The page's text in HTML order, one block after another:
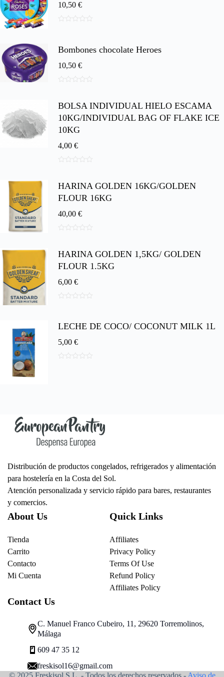
10,50 €
5
Bombones chocolate Heroes
10,50 €
e
BOLSA INDIVIDUAL HIELO ESCAMA
10KG/INDIVIDUAL BAG OF FLAKE ICE
10KG
4,00 €
e
HARINA GOLDEN 16KG/GOLDEN
FLOUR 16KG
40,00 €
e
HARINA GOLDEN 1,5KG/ GOLDEN
FLOUR 1.5KG
6,00 €
5
LECHE DE COCO/ COCONUT MILK 1L
5,00 €
Distribución de productos congelados, refrigerados y alimentación
para hostelería en la Costa del Sol.
Atención personalizada y servicio rápido para bares, restaurantes
y comercios.
About Us
Tienda
Carrito
Contacto
Mi Cuenta
Quick Links
Affiliates
Privacy Policy
Terms Of Use
Refund Policy
Affiliates Policy
Contact Us
C. Manuel Franco Cubeiro, 11, 29620 Torremolinos,
Málaga
609 47 35 12
freskisol16@gmail.com
© 2025 Freskisol S.L. - Todos los derechos reservados.- Aviso de